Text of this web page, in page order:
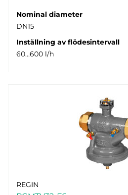
Nominal diameter
DN15
Inställning av flödesintervall
60…600 l/h
REGIN